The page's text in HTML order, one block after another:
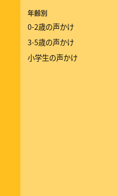
年齢別
0-2歳の声かけ
3-5歳の声かけ
小学生の声かけ